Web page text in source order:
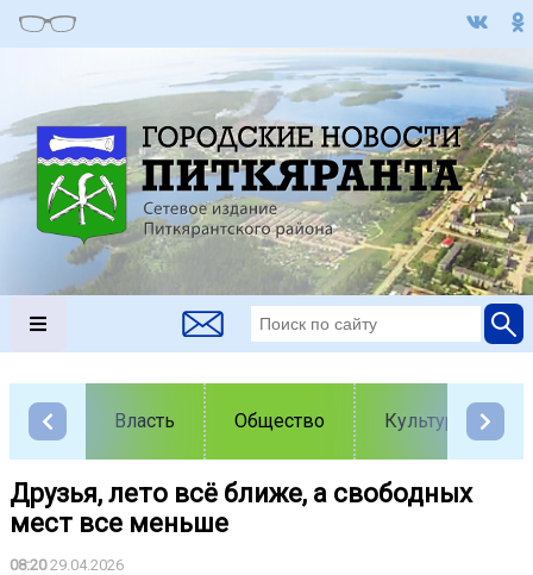
Власть Общество Культура
Друзья, лето всё ближе, а свободных
мест все меньше
08:2029.04.2026